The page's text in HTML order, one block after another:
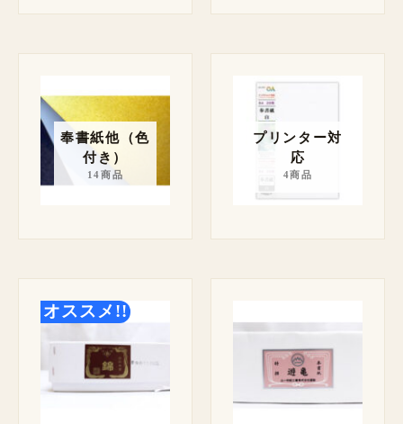
奉書紙他（色
付き）
14商品
プリンター対
応
4商品
オススメ!!
格
帯:
¥ 1,200
–
¥ 11,440
帯:
¥ 1,300
–
¥ 13,420